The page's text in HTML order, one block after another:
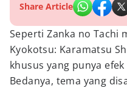
Share Article
Seperti Zanka no Tachi
Kyokotsu: Karamatsu
khusus yang punya
Bedanya, tema yang